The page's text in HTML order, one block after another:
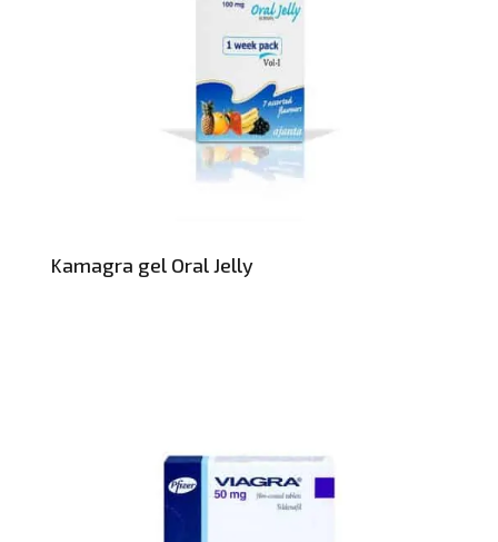
Kamagra gel Oral Jelly